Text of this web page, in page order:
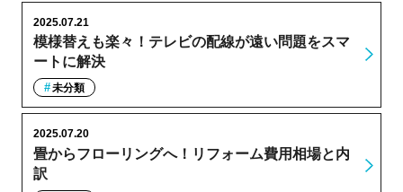
模様替えも楽々！テレビの配線が遠い問題をスマ
ートに解決
2025.07.21
未分類
畳からフローリングへ！リフォーム費用相場と内
訳
2025.07.20